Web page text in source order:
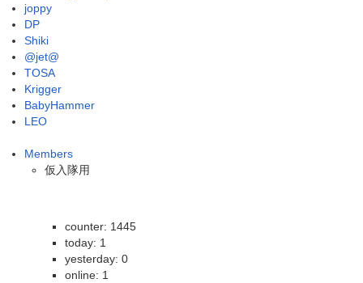
joppy
DP
Shiki
@jet@
TOSA
Krigger
BabyHammer
LEO
Members
仮入隊用
counter: 1445
today: 1
yesterday: 0
online: 1